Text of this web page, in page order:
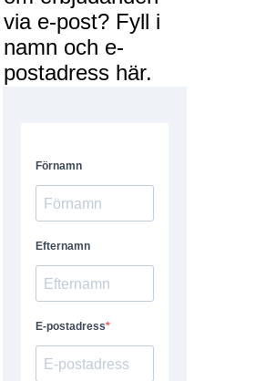
via e-post? Fyll i
namn och e-
postadress här.